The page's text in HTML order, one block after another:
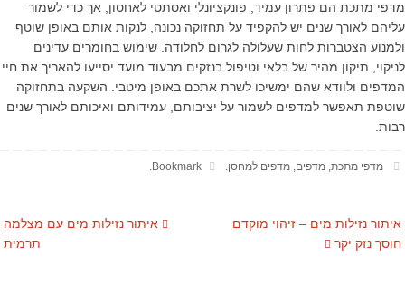
מדפי מתכת הם פתרון עמיד, פונקציונלי ואסתטי לאחסון, אך כדי לשמור
עליהם לאורך שנים יש להקפיד על תחזוקה נכונה, לנקות אותם באופן שוטף
ולמנוע הצטברות לחות שעלולה לגרום לחלודה. שימוש בחומרים עדינים
לניקוי, תיקון מהיר של בלאי וטיפול בנזקים מבעוד מועד יסייעו להאריך את חיי
המדפים ולוודא שהם ימשיכו לשרת אתכם באופן מיטבי. השקעה בתחזוקה
שוטפת תאפשר למדפים לשמור על יציבותם, עמידותם ואיכותם לאורך שנים
רבות.
מדפי מתכת, מדפים מדפים למחסן Bookmark
איתור נזילות מים עם מצלמה
תרמית
איתור נזילות מים – זיהוי מוקדם
חוסך נזק יקר